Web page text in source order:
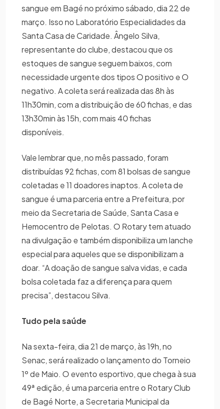
sangue em Bagé no próximo sábado, dia 22 de
março. Isso no Laboratório Especialidades da
Santa Casa de Caridade. Ângelo Silva,
representante do clube, destacou que os
estoques de sangue seguem baixos, com
necessidade urgente dos tipos O positivo e O
negativo. A coleta será realizada das 8h às
11h30min, com a distribuição de 60 fichas, e das
13h30min às 15h, com mais 40 fichas
disponíveis.
Vale lembrar que, no mês passado, foram
distribuídas 92 fichas, com 81 bolsas de sangue
coletadas e 11 doadores inaptos. A coleta de
sangue é uma parceria entre a Prefeitura, por
meio da Secretaria de Saúde, Santa Casa e
Hemocentro de Pelotas. O Rotary tem atuado
na divulgação e também disponibiliza um lanche
especial para aqueles que se disponibilizam a
doar. “A doação de sangue salva vidas, e cada
bolsa coletada faz a diferença para quem
precisa”, destacou Silva.
Tudo pela saúde
Na sexta-feira, dia 21 de março, às 19h, no
Senac, será realizado o lançamento do Torneio
1º de Maio. O evento esportivo, que chega à sua
49ª edição, é uma parceria entre o Rotary Club
de Bagé Norte, a Secretaria Municipal da